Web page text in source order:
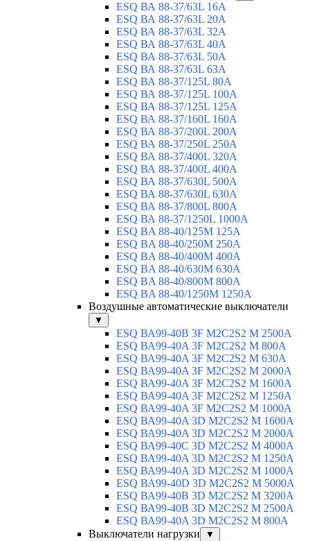
ESQ ВА 88-37/63L 16A
ESQ ВА 88-37/63L 20A
ESQ ВА 88-37/63L 32A
ESQ ВА 88-37/63L 40A
ESQ ВА 88-37/63L 50A
ESQ ВА 88-37/63L 63A
ESQ ВА 88-37/125L 80A
ESQ ВА 88-37/125L 100A
ESQ ВА 88-37/125L 125A
ESQ ВА 88-37/160L 160A
ESQ ВА 88-37/200L 200A
ESQ ВА 88-37/250L 250A
ESQ ВА 88-37/400L 320A
ESQ ВА 88-37/400L 400A
ESQ ВА 88-37/630L 500A
ESQ ВА 88-37/630L 630A
ESQ ВА 88-37/800L 800A
ESQ ВА 88-37/1250L 1000A
ESQ BA 88-40/125M 125A
ESQ BA 88-40/250M 250A
ESQ BA 88-40/400M 400A
ESQ BA 88-40/630М 630A
ESQ BA 88-40/800M 800A
ESQ BA 88-40/1250М 1250A
Воздушные автоматические выключатели
▼
ESQ ВА99-40B 3F M2C2S2 M 2500A
ESQ ВА99-40A 3F M2C2S2 М 800A
ESQ ВА99-40A 3F M2C2S2 М 630A
ESQ ВА99-40A 3F M2C2S2 М 2000A
ESQ ВА99-40A 3F M2C2S2 М 1600A
ESQ ВА99-40A 3F M2C2S2 М 1250A
ESQ ВА99-40A 3F M2C2S2 М 1000A
ESQ ВА99-40A 3D M2C2S2 M 1600A
ESQ ВА99-40A 3D M2C2S2 M 2000A
ESQ ВА99-40C 3D M2C2S2 M 4000A
ESQ ВА99-40A 3D M2C2S2 M 1250A
ESQ ВА99-40A 3D M2C2S2 M 1000A
ESQ ВА99-40D 3D M2C2S2 M 5000A
ESQ ВА99-40B 3D M2C2S2 M 3200A
ESQ ВА99-40B 3D M2C2S2 M 2500A
ESQ ВА99-40A 3D M2C2S2 M 800A
Выключатели нагрузки
▼